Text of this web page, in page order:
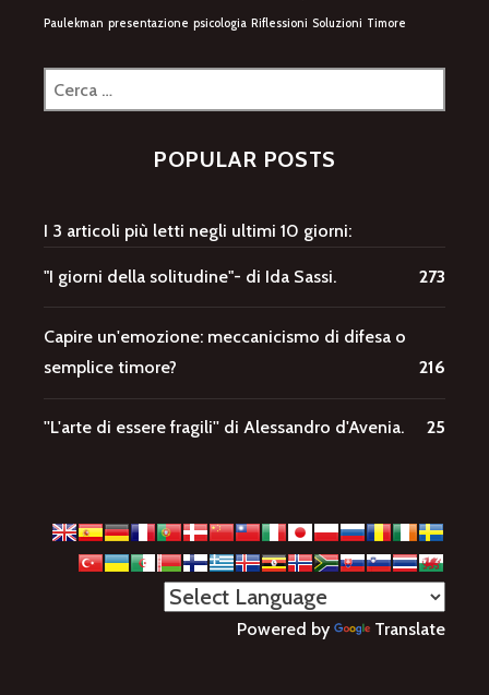
Paulekman presentazione psicologia Riflessioni Soluzioni Timore
Ricerca
per:
POPULAR POSTS
I 3 articoli più letti negli ultimi 10 giorni:
"I giorni della solitudine"- di Ida Sassi. 273
Capire un'emozione: meccanicismo di difesa o
semplice timore?
216
''L'arte di essere fragili'' di Alessandro d'Avenia. 25
Powered by Translate